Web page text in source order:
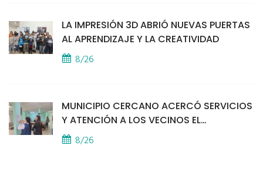
LA IMPRESIÓN 3D ABRIÓ NUEVAS PUERTAS
AL APRENDIZAJE Y LA CREATIVIDAD
8/26
MUNICIPIO CERCANO ACERCÓ SERVICIOS
Y ATENCIÓN A LOS VECINOS EL
PROVINCIAL
8/26